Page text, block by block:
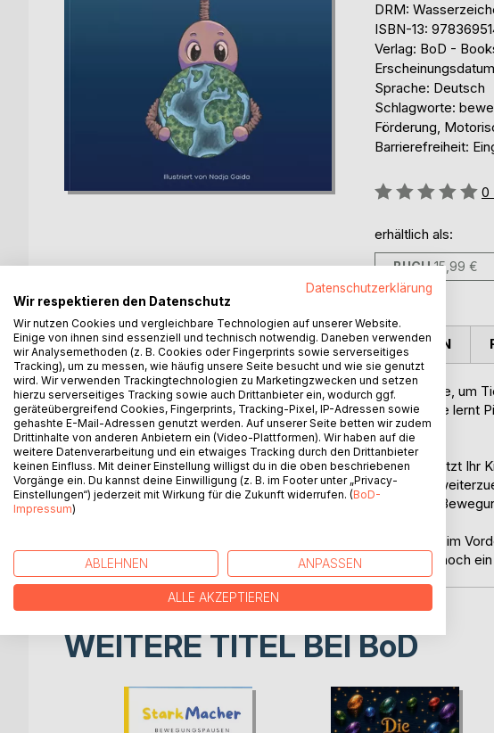
DRM:
ISBN-13:
Verlag: BoD -
Sprache: Deutsch
Schlagworte:
Förderung,
Barrierefreiheit:
Bewertung::
0
erhältlich als:
BUCH 15,99 €
BESCHREIBUNG
Das kleine Alien Pips vom Planeten Pixon reist auf die Erde, um
neuen Freunden Henri Hase, Ida Igel und Schubi Schwalbe lernt
einiges aus...
Diese liebevoll gestaltete Bewegungsgeschichte unterstützt Ihr
wahrnehmungsbezogene Fähigkeiten zu entdecken und
Koordination, oder Feinmotorik und Wahrnehmung - jede
Dabei steht nicht Leistung, sondern Freude an Bewegung im
wo die Stärken Ihres Kindes liegen - und wo es vielleicht noch
AUTOR/IN PRESSESTIMMEN
WEITERE TITEL BEIBoD
Datenschutzerklärung
Wir respektieren den Datenschutz
Wir nutzen Cookies und vergleichbare Technologien auf unserer Website.
Einige von ihnen sind essenziell und technisch notwendig. Daneben verwenden
wir Analysemethoden (z. B. Cookies oder Fingerprints sowie serverseitiges
Tracking), um zu messen, wie häufig unsere Seite besucht und wie sie genutzt
wird. Wir verwenden Trackingtechnologien zu Marketingzwecken und setzen
hierzu serverseitiges Tracking sowie auch Drittanbieter ein, wodurch ggf.
geräteübergreifend Cookies, Fingerprints, Tracking-Pixel, IP-Adressen sowie
gehashte E-Mail-Adressen genutzt werden. Auf unserer Seite betten wir zudem
Drittinhalte von anderen Anbietern ein (Video-Plattformen). Wir haben auf die
weitere Datenverarbeitung und ein etwaiges Tracking durch den Drittanbieter
keinen Einfluss. Mit deiner Einstellung willigst du in die oben beschriebenen
Vorgänge ein. Du kannst deine Einwilligung (z. B. im Footer unter „Privacy-
Einstellungen“) jederzeit mit Wirkung für die Zukunft widerrufen. (BoD-
Impressum)
ABLEHNEN ANPASSEN
ALLE AKZEPTIEREN